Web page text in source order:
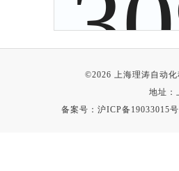
©2026 上海理涛自动
地址：
备案号： 沪ICP备19033015